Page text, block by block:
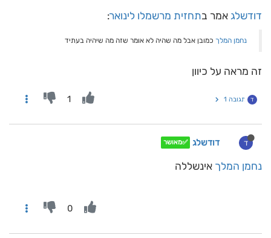
דודשלג אמר בתחזית מרשמלו לינואר:
נחמן המלך כמובן אבל מה שהיה לא אומר שזה מה שיהיה בעתיד
זה מראה על כיוון
ד תגובה 1 1
ד דודשלג ✅מאושר
נחמן המלך אינשללה
0